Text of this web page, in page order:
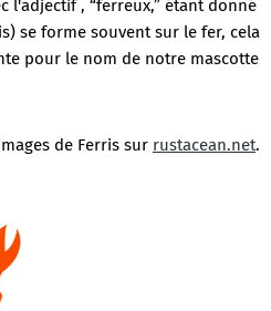
l'adjectif , “ferreux,” étant donné
se forme souvent sur le fer, cela
pour le nom de notre mascotte
de Ferris sur rustacean.net.